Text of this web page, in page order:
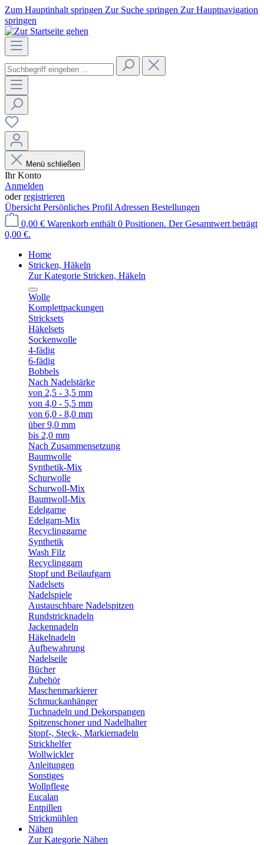
Zum Hauptinhalt springen Zur Suche springen Zur Hauptnavigation
springen
Menü schließen
Ihr Konto
Anmelden
oderregistrieren
Übersicht Persönliches Profil Adressen Bestellungen
0,00 € Warenkorb enthält 0 Positionen. Der Gesamtwert beträgt
0,00 €.
Home
Stricken, Häkeln
Zur Kategorie Stricken, Häkeln
Wolle
Komplettpackungen
Stricksets
Häkelsets
Sockenwolle
4-fädig
6-fädig
Bobbels
Nach Nadelstärke
von 2,5 - 3,5 mm
von 4,0 - 5,5 mm
von 6,0 - 8,0 mm
über 9,0 mm
bis 2,0 mm
Nach Zusammensetzung
Baumwolle
Synthetik-Mix
Schurwolle
Schurwoll-Mix
Baumwoll-Mix
Edelgarne
Edelgarn-Mix
Recyclinggarne
Synthetik
Wash Filz
Recyclinggarn
Stopf und Beilaufgarn
Nadelsets
Nadelspiele
Austauschbare Nadelspitzen
Rundstricknadeln
Jackennadeln
Häkelnadeln
Aufbewahrung
Nadelseile
Bücher
Zubehör
Maschenmarkierer
Schmuckanhänger
Tuchnadeln und Dekorspangen
Spitzenschoner und Nadelhalter
Stopf-, Steck-, Markiernadeln
Strickhelfer
Wollwickler
Anleitungen
Sonstiges
Wollpflege
Eucalan
Entpillen
Strickmühlen
Nähen
Zur Kategorie Nähen